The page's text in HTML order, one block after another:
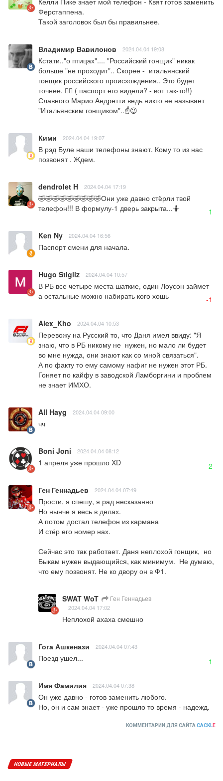
Ферстаппена.
Такой заголовок был бы правильнее.
Владимир Вавилонов 2024.04.04 19:08
Кстати.."о птицах".... "Российский гонщик" никак
больше "не проходит".. Скорее -  итальянский
гонщик российского происхождения.. Это будет
точнее. 🤷‍♂️ ( паспорт его видели? - вот так-то!!)
Славного Марио Андретти ведь никто не называет
"Итальянским гонщиком"..☝️😉
Кими 2024.04.04 19:07
В рэд Буле наши телефоны знают. Кому то из нас
позвонят . Ждем.
dendrolet H 2024.04.04 17:19
🤣🤣🤣🤣🤣🤣🤣🤣🤣Они уже давно стёрли твой
телефон!!! В формулу-1 дверь закрыта...🤷
1
Ken Ny 2024.04.04 16:56
Паспорт смени для начала.
Hugo Stigliz 2024.04.04 10:57
В РБ все четыре места шаткие, один Лоусон займет
а остальные можно набирать кого хошь
-1
Alex_Kho 2024.04.04 10:53
Перевожу на Русский то, что Даня имел ввиду: "Я
знаю, что в РБ никому не  нужен, но мало ли будет
во мне нужда, они знают как со мной связаться".
А по факту то ему самому нафиг не нужен этот РБ.
Гоняет по кайфу в заводской Ламборгини и проблем
не знает ИМХО.
All Hayg 2024.04.04 09:00
чч
Boni Joni 2024.04.04 08:12
1 апреля уже прошло XD 2
Ген Геннадьев 2024.04.04 07:49
Прости, я спешу, я рад несказанно
Но нынче я весь в делах.
А потом достал телефон из кармана
И стёр его номер нах.
Сейчас это так работает. Даня неплохой гонщик,  но
Быкам нужен выдающийся, как минимум.  Не думаю,
что ему позвонят. Не ко двору он в Ф1.
SWAT WoT Ген Геннадьев
2024.04.04 17:02
Неплохой ахаха смешно
Гога Ашкенази 2024.04.04 07:43
Поезд ушел... 1
Имя Фамилия 2024.04.04 07:38
Он уже давно - готов заменить любого.
Но, он и сам знает - уже прошло то время - надежд.
КОММЕНТАРИИ ДЛЯ САЙТА CACKLE
НОВЫЕ МАТЕРИАЛЫ